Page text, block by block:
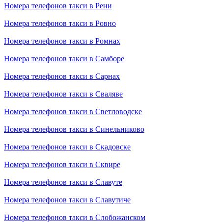
Номера телефонов такси в Рени
Номера телефонов такси в Ровно
Номера телефонов такси в Ромнах
Номера телефонов такси в Самборе
Номера телефонов такси в Сарнах
Номера телефонов такси в Сваляве
Номера телефонов такси в Светловодске
Номера телефонов такси в Синельниково
Номера телефонов такси в Скадовске
Номера телефонов такси в Сквире
Номера телефонов такси в Славуте
Номера телефонов такси в Славутиче
Номера телефонов такси в Слобожанском